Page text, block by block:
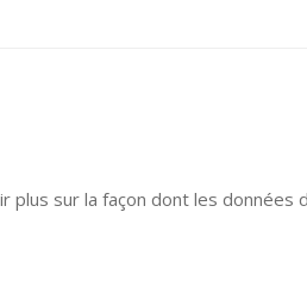
plus sur la façon dont les